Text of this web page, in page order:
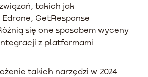
takich jak
GetResponse
się one sposobem wyceny
z platformami
takich narzędzi w 2024